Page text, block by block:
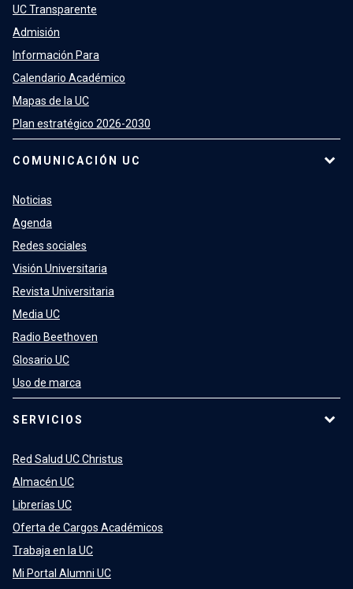
UC Transparente
Admisión
Información Para
Calendario Académico
Mapas de la UC
Plan estratégico 2026-2030
COMUNICACIÓN UC
Noticias
Agenda
Redes sociales
Visión Universitaria
Revista Universitaria
Media UC
Radio Beethoven
Glosario UC
Uso de marca
SERVICIOS
Red Salud UC Christus
Almacén UC
Librerías UC
Oferta de Cargos Académicos
Trabaja en la UC
Mi Portal Alumni UC